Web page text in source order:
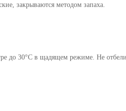
методом запаха.
до 30°C в щадящем режиме. Не